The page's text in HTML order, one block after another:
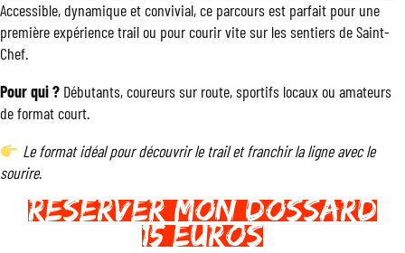
Accessible, dynamique et convivial, ce parcours est parfait pour une
première expérience trail ou pour courir vite sur les sentiers de Saint-
Chef.
Pour qui ? Débutants, coureurs sur route, sportifs locaux ou amateurs
de format court.
Le format idéal pour découvrir le trail et franchir la ligne avec le
sourire.
REserver mon dossard
15 euros